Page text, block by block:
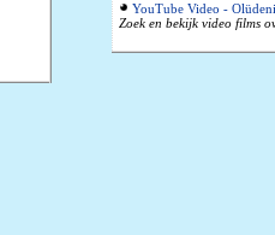
YouTube Video -
Zoek en bekijk video films